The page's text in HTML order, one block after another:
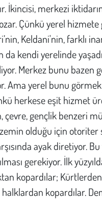
İkincisi, merkezi
Çünkü yerel
Keldani'nin, farklı
kendi yerelinde
Merkez bunu bazen
Ama yerel bunu görmek
herkese eşit hizmet
çevre, gençlik benzeri
olduğu için otoriter
ayak diretiyor. Bu
gerekiyor. İlk
kopardılar;
kopardılar.